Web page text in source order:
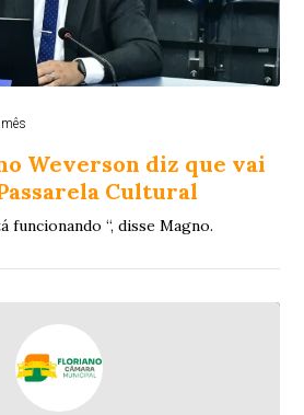
Weverson diz que vai
Cultural
funcionando “, disse Magno.